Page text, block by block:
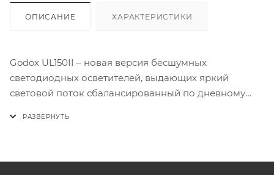
ОПИСАНИЕ ХАРАКТЕРИСТИКИ
Godox UL150II – новая версия бесшумных
светодиодных осветителей, выдающих яркий
световой поток сбалансированный по дневному